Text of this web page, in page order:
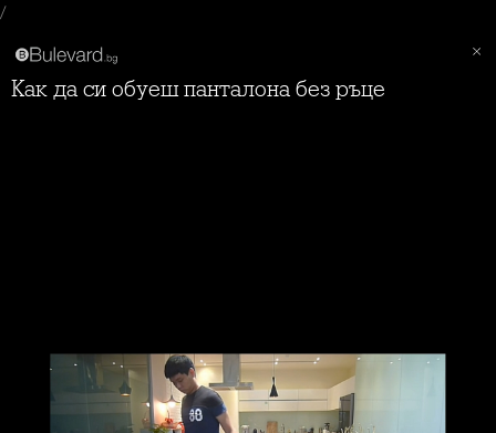
/
Как да си обуеш панталона без ръце